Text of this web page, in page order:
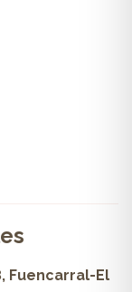
Fuencarral-El